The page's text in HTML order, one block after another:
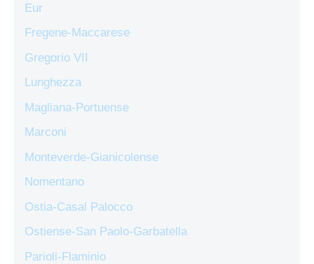
Eur
Fregene-Maccarese
Gregorio VII
Lunghezza
Magliana-Portuense
Marconi
Monteverde-Gianicolense
Nomentano
Ostia-Casal Palocco
Ostiense-San Paolo-Garbatella
Parioli-Flaminio